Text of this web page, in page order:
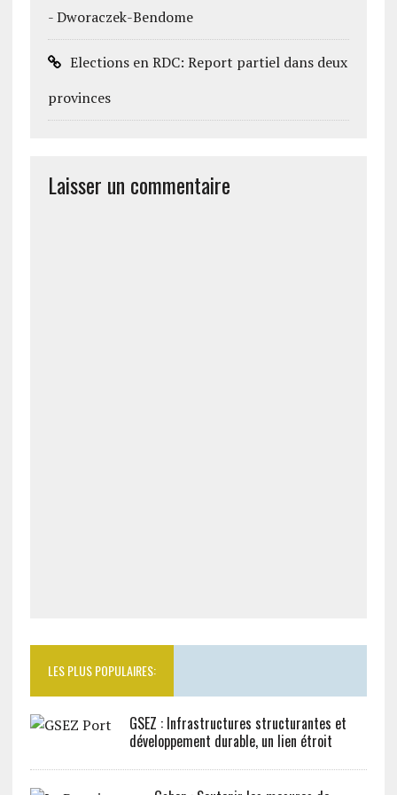
- Dworaczek-Bendome
Elections en RDC: Report partiel dans deux
provinces
Laisser un commentaire
LES PLUS POPULAIRES:
GSEZ : Infrastructures structurantes et
développement durable, un lien étroit